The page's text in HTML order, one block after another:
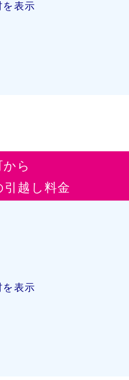
表示
ら
引越し料金
表示